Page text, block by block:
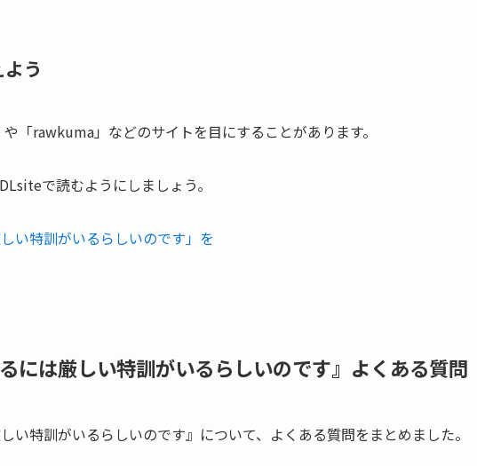
う
「rawkuma」などのサイトを目にすることがあります。
で読むようにしましょう。
い特訓がいるらしいのです」を
には厳しい特訓がいるらしいのです』よくある質問
い特訓がいるらしいのです』について、よくある質問をまとめました。